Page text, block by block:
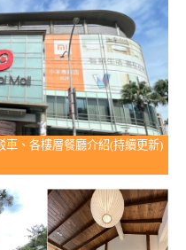
車、各樓層餐廳介紹(持續更新)